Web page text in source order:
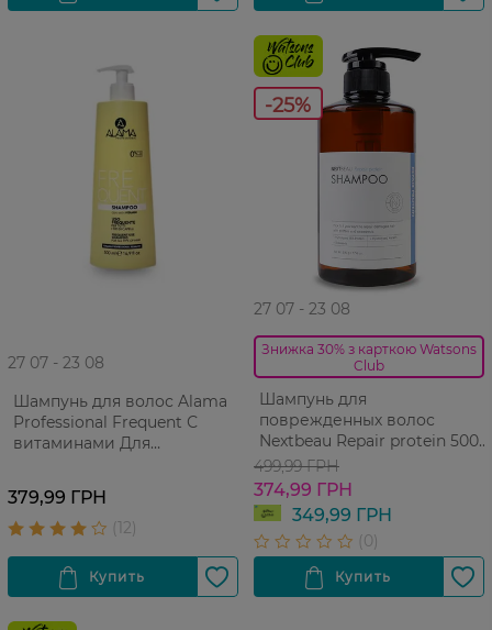
27 07 - 23 08
Шампунь для волос Alama
Professional Frequent С
витаминами Для
379,99 ГРН
-25%
27 07 - 23 08
Знижка 30% з карткою Watsons
Club
Шампунь для
поврежденных волос
Nextbeau Repair protein 500
г
499,99 ГРН
374,99 ГРН
349,99 ГРН